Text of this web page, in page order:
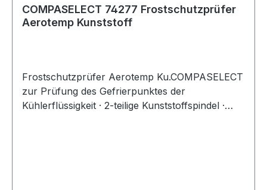
COMPASELECT 74277 Frostschutzprüfer
Aerotemp Kunststoff
Frostschutzprüfer Aerotemp Ku.COMPASELECT
zur Prüfung des Gefrierpunktes der
Kühlerflüssigkeit · 2-teilige Kunststoffspindel ·